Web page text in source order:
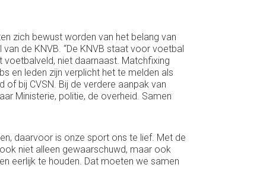
zich bewust worden van het belang van
de KNVB. “De KNVB staat voor voetbal
niet daarnaast. Matchfixing
en leden zijn verplicht het te melden als
bij CVSN. Bij de verdere aanpak van
Ministerie, politie, de overheid. Samen
daarvoor is onze sport ons te lief. Met de
niet alleen gewaarschuwd, maar ook
eerlijk te houden. Dat moeten we samen